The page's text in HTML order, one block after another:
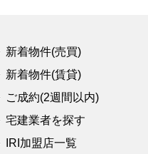
新着物件(売買)
新着物件(賃貸)
ご成約(2週間以内)
宅建業者を探す
IRI加盟店一覧